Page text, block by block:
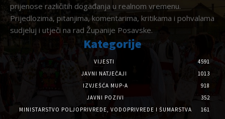
prijenose različitih događanja u realnom vremenu.
Prijedlozima, pitanjima, komentarima, kritikama i pohvalama
sudjeluj i utječi na rad Županije Posavske.
Kategorije
VIJESTI
4591
JAVNI NATJEČAJI
1013
IZVJEŠĆA MUP-A
918
JAVNI POZIVI
352
MINISTARSTVO POLJOPRIVREDE, VODOPRIVREDE I ŠUMARSTVA
161